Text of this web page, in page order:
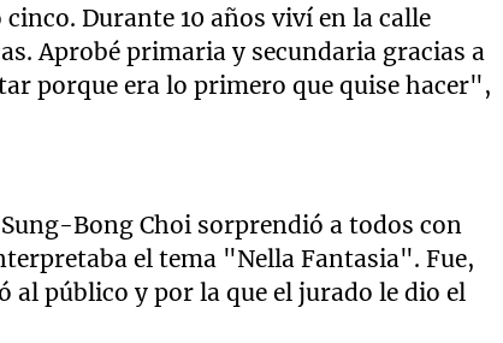
Durante 10 años viví en la calle
Aprobé primaria y secundaria gracias a
porque era lo primero que quise hacer",
Bong Choi sorprendió a todos con
el tema "Nella Fantasia". Fue,
al público y por la que el jurado le dio el